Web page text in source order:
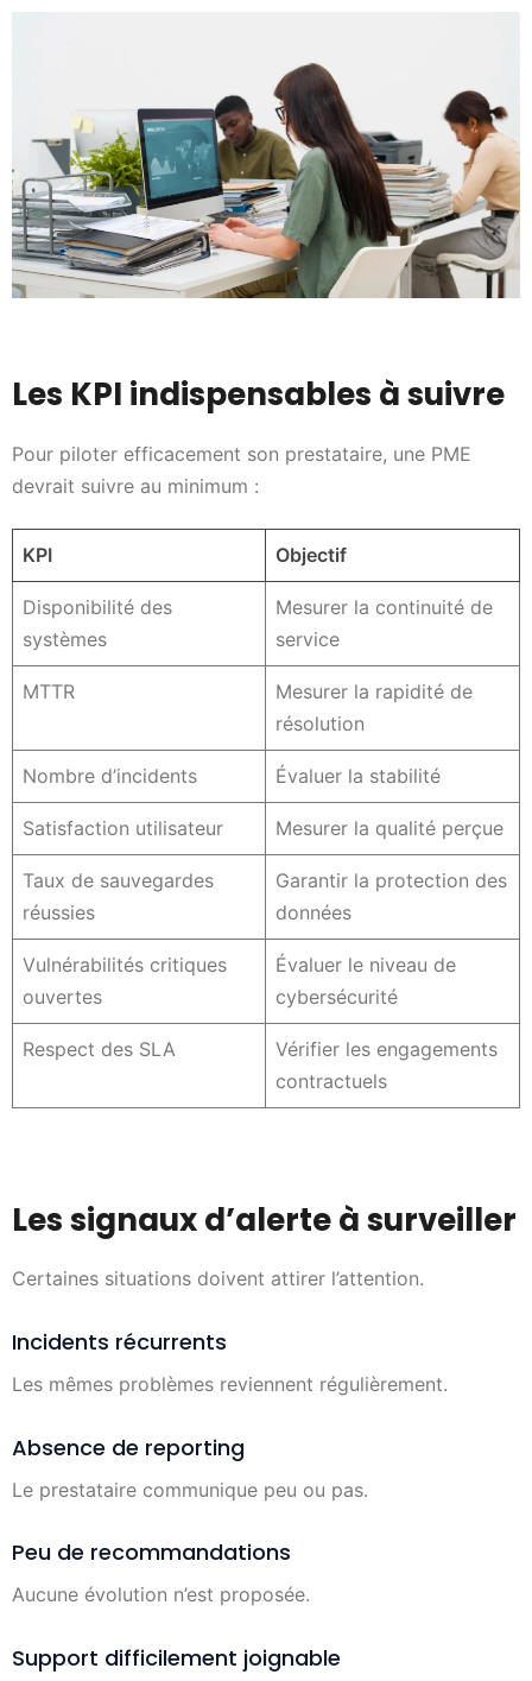
Les KPI indispensables à suivre
Pour piloter efficacement son prestataire, une PME
devrait suivre au minimum :
KPI Objectif
Disponibilité des
systèmes
Mesurer la continuité de
service
MTTR
Mesurer la rapidité de
résolution
Nombre d’incidents Évaluer la stabilité
Satisfaction utilisateur Mesurer la qualité perçue
Taux de sauvegardes
réussies
Garantir la protection des
données
Vulnérabilités critiques
ouvertes
Évaluer le niveau de
cybersécurité
Respect des SLA
Vérifier les engagements
contractuels
Les signaux d’alerte à surveiller
Certaines situations doivent attirer l’attention.
Incidents récurrents
Les mêmes problèmes reviennent régulièrement.
Absence de reporting
Le prestataire communique peu ou pas.
Peu de recommandations
Aucune évolution n’est proposée.
Support difficilement joignable